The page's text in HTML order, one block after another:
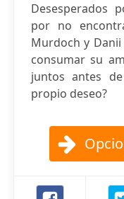
Desesperados
por no
Murdoch y
consumar su
juntos antes
propio deseo?